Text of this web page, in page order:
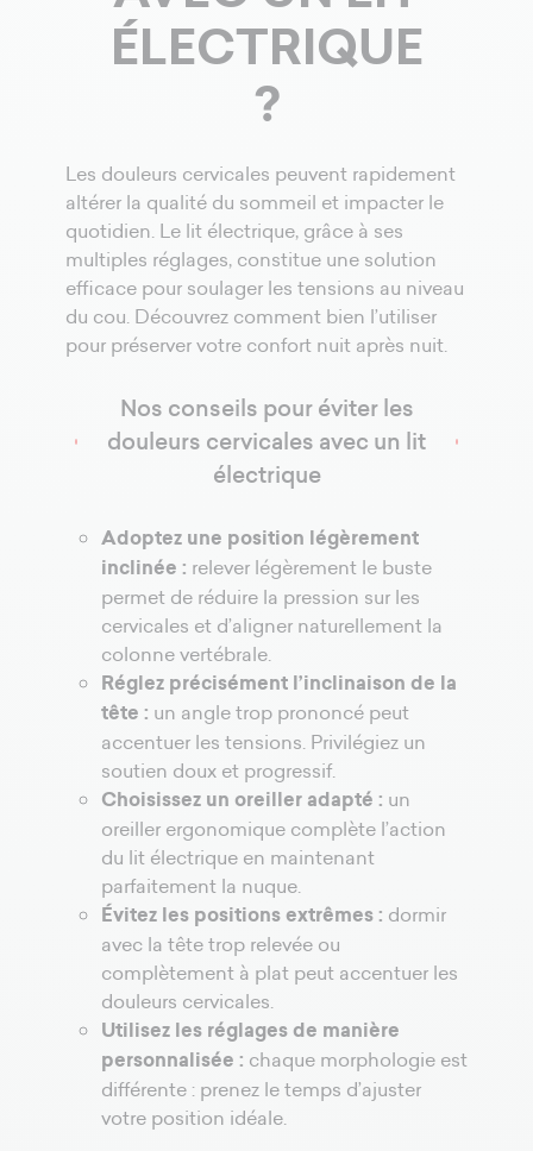
ÉLECTRIQUE
?
Les douleurs cervicales peuvent rapidement
altérer la qualité du sommeil et impacter le
quotidien. Le lit électrique, grâce à ses
multiples réglages, constitue une solution
efficace pour soulager les tensions au niveau
du cou. Découvrez comment bien l’utiliser
pour préserver votre confort nuit après nuit.
Nos conseils pour éviter les
douleurs cervicales avec un lit
électrique
Adoptez une position légèrement
inclinée : relever légèrement le buste
permet de réduire la pression sur les
cervicales et d’aligner naturellement la
colonne vertébrale.
Réglez précisément l’inclinaison de la
tête : un angle trop prononcé peut
accentuer les tensions. Privilégiez un
soutien doux et progressif.
Choisissez un oreiller adapté : un
oreiller ergonomique complète l’action
du lit électrique en maintenant
parfaitement la nuque.
Évitez les positions extrêmes : dormir
avec la tête trop relevée ou
complètement à plat peut accentuer les
douleurs cervicales.
Utilisez les réglages de manière
personnalisée : chaque morphologie est
différente : prenez le temps d’ajuster
votre position idéale.